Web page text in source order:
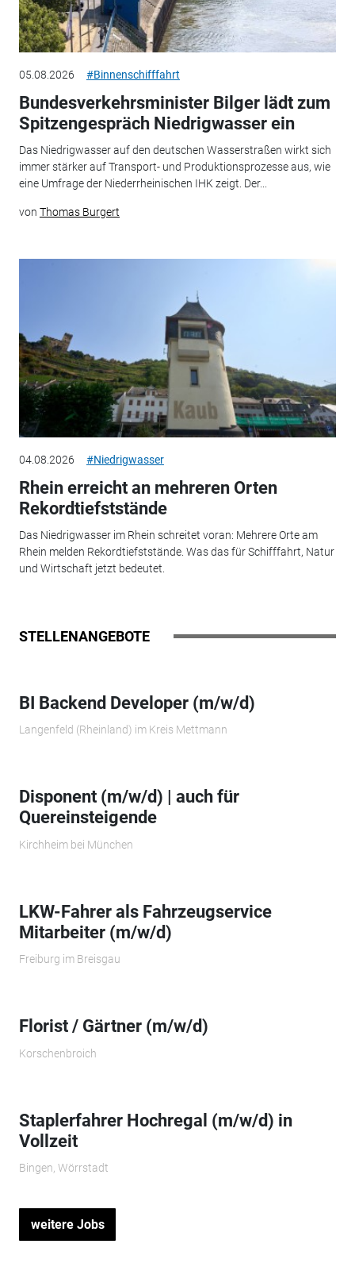
05.08.2026 #Binnenschifffahrt
Bundesverkehrsminister Bilger lädt zum
Spitzengespräch Niedrigwasser ein
Das Niedrigwasser auf den deutschen Wasserstraßen wirkt sich
immer stärker auf Transport- und Produktionsprozesse aus, wie
eine Umfrage der Niederrheinischen IHK zeigt. Der...
von Thomas Burgert
04.08.2026 #Niedrigwasser
Rhein erreicht an mehreren Orten
Rekordtiefststände
Das Niedrigwasser im Rhein schreitet voran: Mehrere Orte am
Rhein melden Rekordtiefststände. Was das für Schifffahrt, Natur
und Wirtschaft jetzt bedeutet.
STELLENANGEBOTE
BI Backend Developer (m/w/d)
Langenfeld (Rheinland) im Kreis Mettmann
Disponent (m/w/d) | auch für
Quereinsteigende
Kirchheim bei München
LKW-Fahrer als Fahrzeugservice
Mitarbeiter (m/w/d)
Freiburg im Breisgau
Florist / Gärtner (m/w/d)
Korschenbroich
Staplerfahrer Hochregal (m/w/d) in
Vollzeit
Bingen, Wörrstadt
weitere Jobs